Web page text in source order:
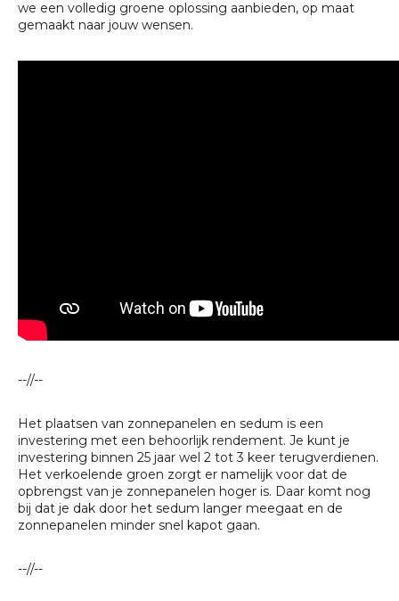
we een volledig groene oplossing aanbieden, op maat
gemaakt naar jouw wensen.
--//--
Het plaatsen van zonnepanelen en sedum is een
investering met een behoorlijk rendement. Je kunt je
investering binnen 25 jaar wel 2 tot 3 keer terugverdienen.
Het verkoelende groen zorgt er namelijk voor dat de
opbrengst van je zonnepanelen hoger is. Daar komt nog
bij dat je dak door het sedum langer meegaat en de
zonnepanelen minder snel kapot gaan.
--//--